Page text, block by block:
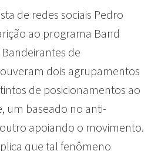
de redes sociais Pedro
ao programa Band
de
dois agrupamentos
de posicionamentos ao
um baseado no anti-
apoiando o movimento.
que tal fenômeno